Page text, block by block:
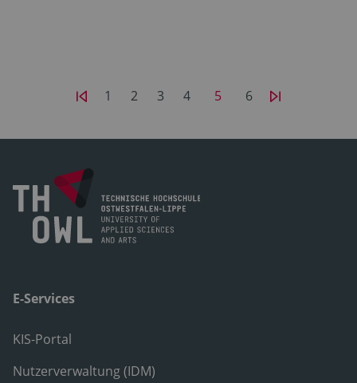
1 2 3 4 5 6
E-Services
KIS-Portal
Nutzerverwaltung (IDM)